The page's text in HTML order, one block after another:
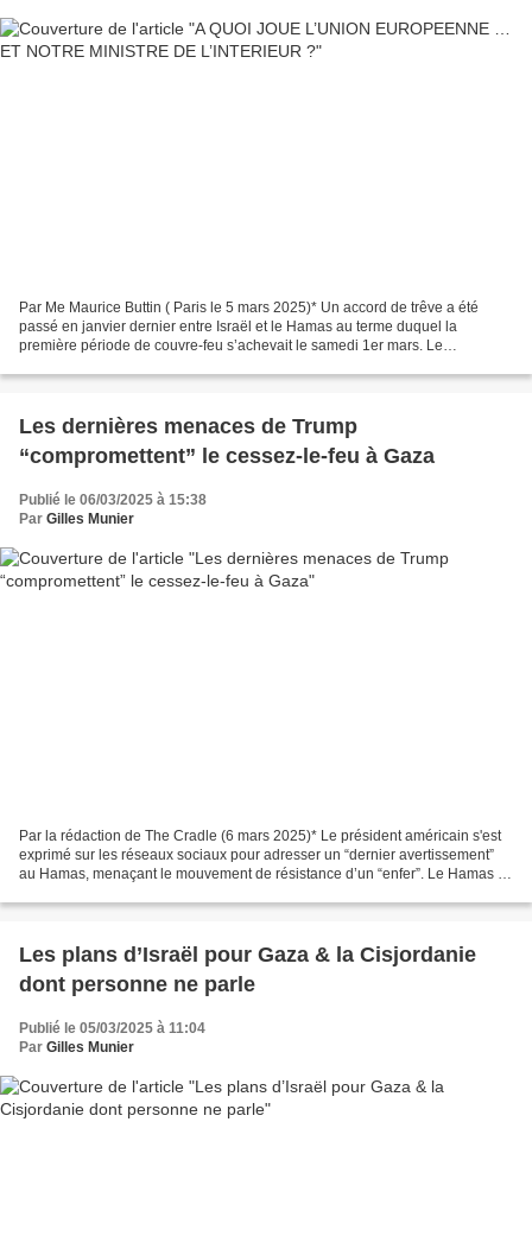
Par Me Maurice Buttin ( Paris le 5 mars 2025)* Un accord de trêve a été
passé en janvier dernier entre Israël et le Hamas au terme duquel la
première période de couvre-feu s’achevait le samedi 1er mars. Le
Les dernières menaces de Trump
“compromettent” le cessez-le-feu à Gaza
Publié le 06/03/2025 à 15:38
Par Gilles Munier
Par la rédaction de The Cradle (6 mars 2025)* Le président américain s'est
exprimé sur les réseaux sociaux pour adresser un “dernier avertissement”
au Hamas, menaçant le mouvement de résistance d’un “enfer”. Le Hamas a
Les plans d’Israël pour Gaza & la Cisjordanie
dont personne ne parle
Publié le 05/03/2025 à 11:04
Par Gilles Munier